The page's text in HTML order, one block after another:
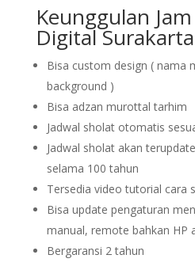
Keunggulan
Digital Surakarta
Bisa custom design ( nama
background )
Bisa adzan murottal tarhim
Jadwal sholat otomatis
Jadwal sholat akan
selama 100 tahun
Tersedia video tutorial cara
Bisa update pengaturan
manual, remote bahkan HP
Bergaransi 2 tahun